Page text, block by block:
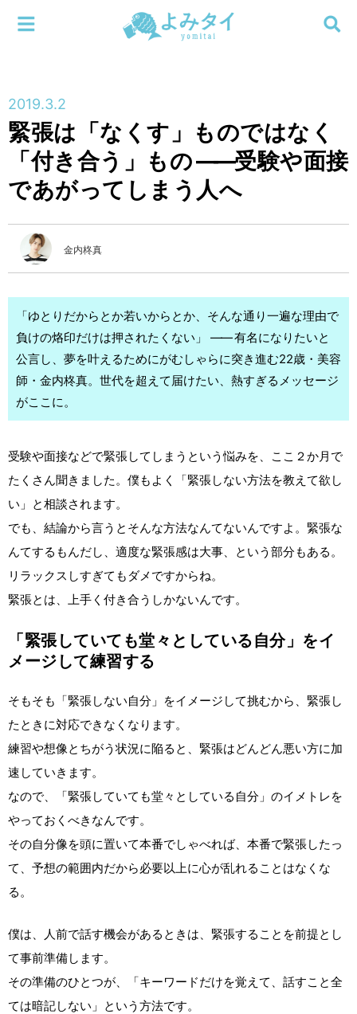
連載
新刊
編集部
検索する
メニューを閉じる
2019.3.2
緊張は「なくす」ものではなく
「付き合う」もの――受験や面接
であがってしまう人へ
金内柊真
「ゆとりだからとか若いからとか、そんな通り一遍な理由で
負けの烙印だけは押されたくない」
―― 有名になりたいと
公言し、夢を叶えるためにがむしゃらに突き進む22歳・美容
師・金内柊真。世代を超えて届けたい、熱すぎるメッセージ
がここに。
受験や面接などで緊張してしまうという悩みを、ここ２か月で
たくさん聞きました。僕もよく「緊張しない方法を教えて欲し
い」と相談されます。
でも、結論から言うとそんな方法なんてないんですよ。緊張な
んてするもんだし、適度な緊張感は大事、という部分もある。
リラックスしすぎてもダメですからね。
緊張とは、上手く付き合うしかないんです。
「緊張していても堂々としている自分」をイ
メージして練習する
そもそも「緊張しない自分」をイメージして挑むから、緊張し
たときに対応できなくなります。
練習や想像とちがう状況に陥ると、緊張はどんどん悪い方に加
速していきます。
なので、「緊張していても堂々としている自分」のイメトレを
やっておくべきなんです。
その自分像を頭に置いて本番でしゃべれば、本番で緊張したっ
て、予想の範囲内だから必要以上に心が乱れることはなくな
る。
僕は、人前で話す機会があるときは、緊張することを前提とし
て事前準備します。
その準備のひとつが、「キーワードだけを覚えて、話すこと全
ては暗記しない」という方法です。